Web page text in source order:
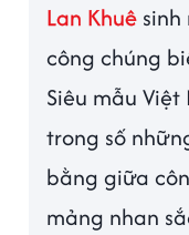
Lan Khuê
công chúng
Siêu mẫu
trong số
bằng giữa
mảng nhan